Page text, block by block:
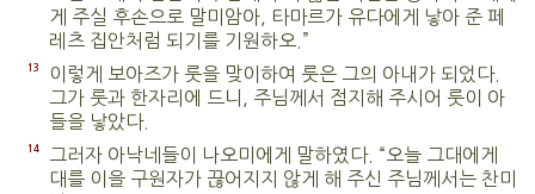
게 주실 후손으로 말미암아, 타마르가 유다에게 낳아 준 페
레츠 집안처럼 되기를 기원하오.”
13
이렇게 보아즈가 룻을 맞이하여 룻은 그의 아내가 되었다.
그가 룻과 한자리에 드니, 주님께서 점지해 주시어 룻이 아
들을 낳았다.
14
그러자 아낙네들이 나오미에게 말하였다. “오늘 그대에게
대를 이을 구원자가 끊어지지 않게 해 주신 주님께서는 찬미